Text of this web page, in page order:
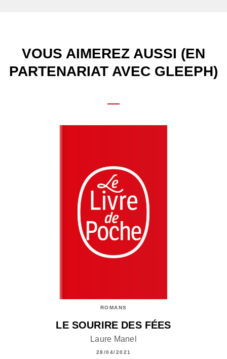
VOUS AIMEREZ AUSSI (EN
PARTENARIAT AVEC GLEEPH)
ROMANS
LE SOURIRE DES FÉES
Laure Manel
28/04/2021